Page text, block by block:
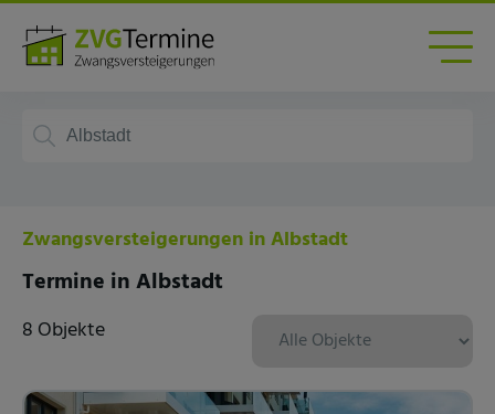
Zwangsversteigerungen in Albstadt
Termine in Albstadt
8 Objekte